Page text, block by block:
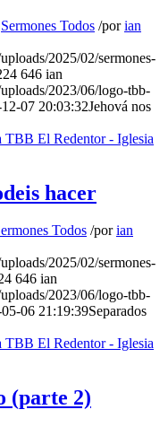
Sermones Todos /porian
2025/02/sermones-
646 ian
2023/06/logo-tbb-
07 20:03:32Jehová nos
hacer
Todos /porian
2025/02/sermones-
646 ian
2023/06/logo-tbb-
06 21:19:39Separados
(parte 2)